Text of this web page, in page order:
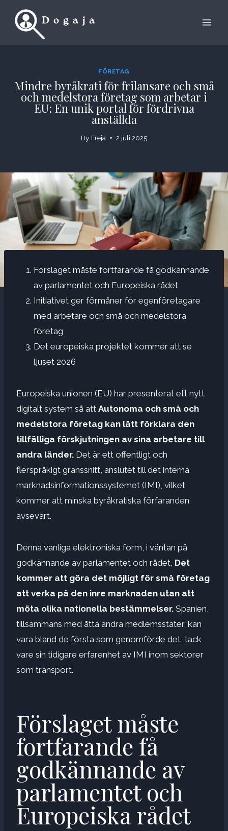
FÖRETAG
Mindre byråkrati för frilansare och små
och medelstora företag som arbetar i
EU: En unik portal för fördrivna
anställda
By Freja 2 juli 2025
Förslaget måste fortfarande få godkännande
av parlamentet och Europeiska rådet
Initiativet ger förmåner för egenföretagare
med arbetare och små och medelstora
företag
Det europeiska projektet kommer att se
ljuset 2026
Europeiska unionen (EU) har presenterat ett nytt
digitalt system så att Autonoma och små och
medelstora företag kan lätt förklara den
tillfälliga förskjutningen av sina arbetare till
andra länder. Det är ett offentligt och
flerspråkigt gränssnitt, anslutet till det interna
marknadsinformationssystemet (IMI), vilket
kommer att minska byråkratiska förfaranden
avsevärt.
Denna vanliga elektroniska form, i väntan på
godkännande av parlamentet och rådet, Det
kommer att göra det möjligt för små företag
att verka på den inre marknaden utan att
möta olika nationella bestämmelser. Spanien,
tillsammans med åtta andra medlemsstater, kan
vara bland de första som genomförde det, tack
vare sin tidigare erfarenhet av IMI inom sektorer
som transport.
Förslaget måste
fortfarande få
godkännande av
parlamentet och
Europeiska rådet